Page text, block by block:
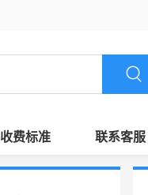
收费标准 联系客服